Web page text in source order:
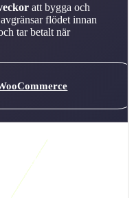
att bygga och
flödet innan
tar betalt när